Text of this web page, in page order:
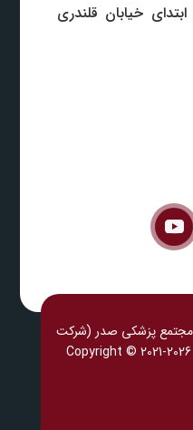
خیابان قلندری
مجتمع پزشکی صدر (شرکت